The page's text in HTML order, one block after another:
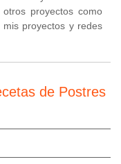
otros proyectos como
proyectos y redes
de Postres